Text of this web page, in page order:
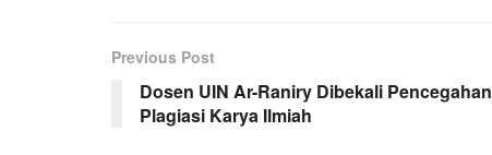
o
o
k
e
r
p
p
a
m
Previous Post
Dosen UIN Ar-Raniry Dibekali Pencegahan
Plagiasi Karya Ilmiah